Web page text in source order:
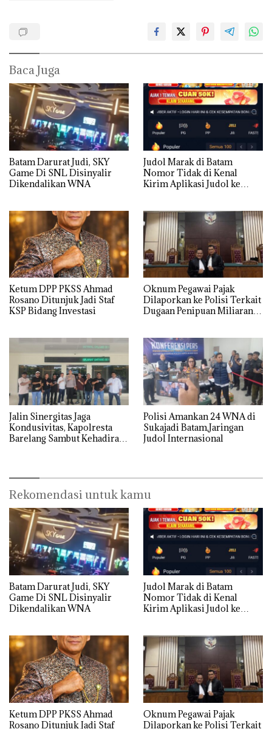
Baca Juga
Batam Darurat Judi, SKY
Game Di SNL Disinyalir
Dikendalikan WNA
Judol Marak di Batam
Nomor Tidak di Kenal
Kirim Aplikasi Judol ke
Ketum DPP PKSS Ahmad
Rosano Ditunjuk Jadi Staf
KSP Bidang Investasi
Oknum Pegawai Pajak
Dilaporkan ke Polisi Terkait
Dugaan Penipuan Miliaran
Jalin Sinergitas Jaga
Kondusivitas, Kapolresta
Barelang Sambut Kehadiran
Polisi Amankan 24 WNA di
Sukajadi Batam,Jaringan
Judol Internasional
Rekomendasi untuk kamu
Batam Darurat Judi, SKY
Game Di SNL Disinyalir
Dikendalikan WNA
Judol Marak di Batam
Nomor Tidak di Kenal
Kirim Aplikasi Judol ke
Ketum DPP PKSS Ahmad
Rosano Ditunjuk Jadi Staf
Oknum Pegawai Pajak
Dilaporkan ke Polisi Terkait